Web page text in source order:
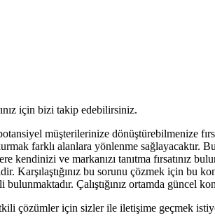
için bizi takip edebilirsiniz.
müşterilerinize dönüştürebilmenize
farklı alanlara yönlenme sağlayacaktır.
kendinizi ve markanızı tanıtma fırsatınız
Karşılaştığınız bu sorunu çözmek için bu
Çalıştığınız ortamda güncel
çözümler için sizler ile iletişime geçmek